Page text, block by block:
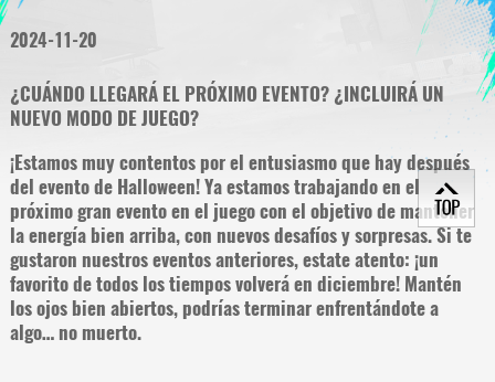
2024-11-20
¿CUÁNDO LLEGARÁ EL PRÓXIMO EVENTO? ¿INCLUIRÁ UN
NUEVO MODO DE JUEGO?
¡Estamos muy contentos por el entusiasmo que hay después
del evento de Halloween! Ya estamos trabajando en el
próximo gran evento en el juego con el objetivo de mantener
la energía bien arriba, con nuevos desafíos y sorpresas. Si te
gustaron nuestros eventos anteriores, estate atento: ¡un
favorito de todos los tiempos volverá en diciembre! Mantén
los ojos bien abiertos, podrías terminar enfrentándote a
algo… no muerto.